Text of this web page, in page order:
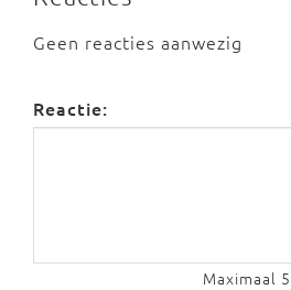
Geen reacties aanwezig
Reactie:
Maximaal